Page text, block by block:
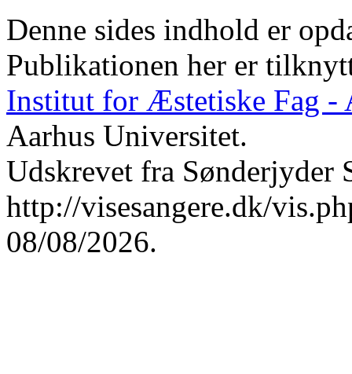
Denne sides indhold er
Publikationen her er
Institut for Æstetiske Fag -
Aarhus Universitet.
Udskrevet fra Sønderjyder
http://visesangere.dk/
08/08/2026.